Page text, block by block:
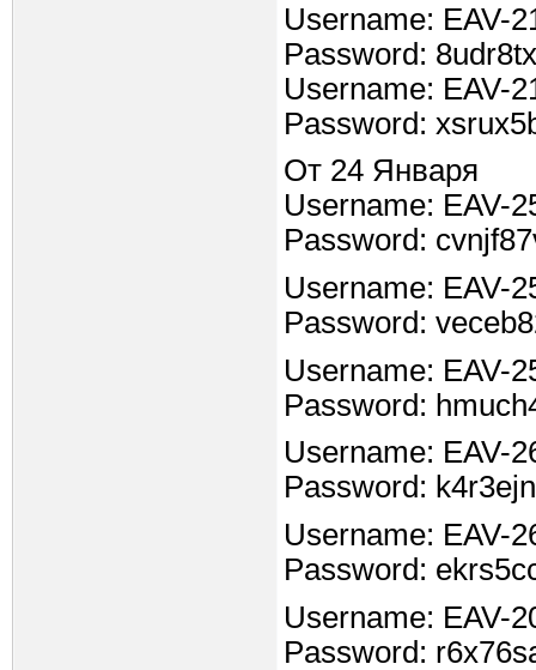
Username: EAV-
Password:
Username: EAV-
Password:
От 24 Января
Username: EAV-
Password:
Username: EAV-
Password:
Username: EAV-
Password:
Username: EAV-
Password:
Username: EAV-
Password:
Username: EAV-
Password: